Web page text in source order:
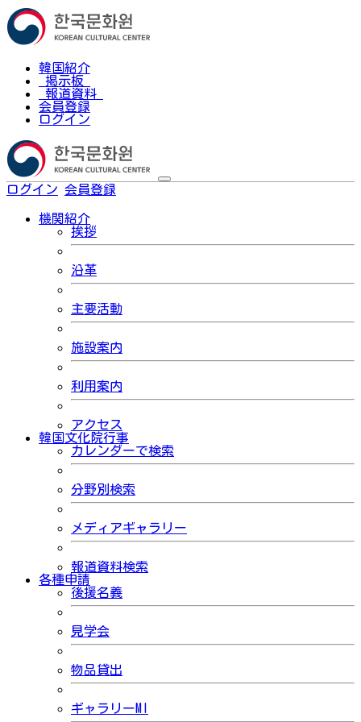
韓国紹介
掲示板
報道資料
会員登録
ログイン
ログイン 会員登録
機関紹介
挨拶
沿革
主要活動
施設案内
利用案内
アクセス
韓国文化院行事
カレンダーで検索
分野別検索
メディアギャラリー
報道資料検索
各種申請
後援名義
見学会
物品貸出
ギャラリーMI